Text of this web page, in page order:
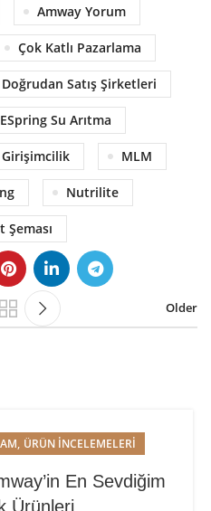
Amway Yorum
Çok Katlı Pazarlama
Doğrudan Satış Şirketleri
ESpring Su Arıtma
Girişimcilik MLM
Nutrilite
Şeması
Older
, ÜRÜN İNCELEMELERI
En Sevdiğim
Ürünleri